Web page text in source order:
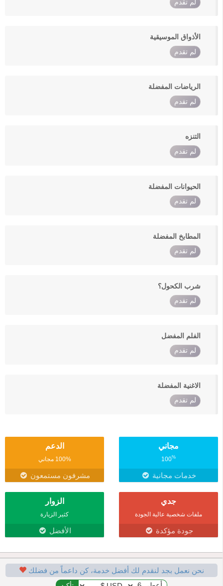
لم تقدم
الأذواق الموسيقية
لم تقدم
الرياضات المفضلة
لم تقدم
التنزه
لم تقدم
الحيوانات المفضلة
لم تقدم
المطابخ المفضلة
لم تقدم
شرب الكحول؟
لم تقدم
الفلم المفضل
لم تقدم
الاغنية المفضلة
لم تقدم
مجاني
100%
خدمات مجانية
الدعم
100% مجاني
مشرفون مستمعون
جدي
ملفات شخصية عالية الجودة
جودة مؤكدة
الزوار
كثير الزيارة
الأفضل
نحن نعمل بجد لنقدم لك أفضل خدمة، كن داعماً من فضلك